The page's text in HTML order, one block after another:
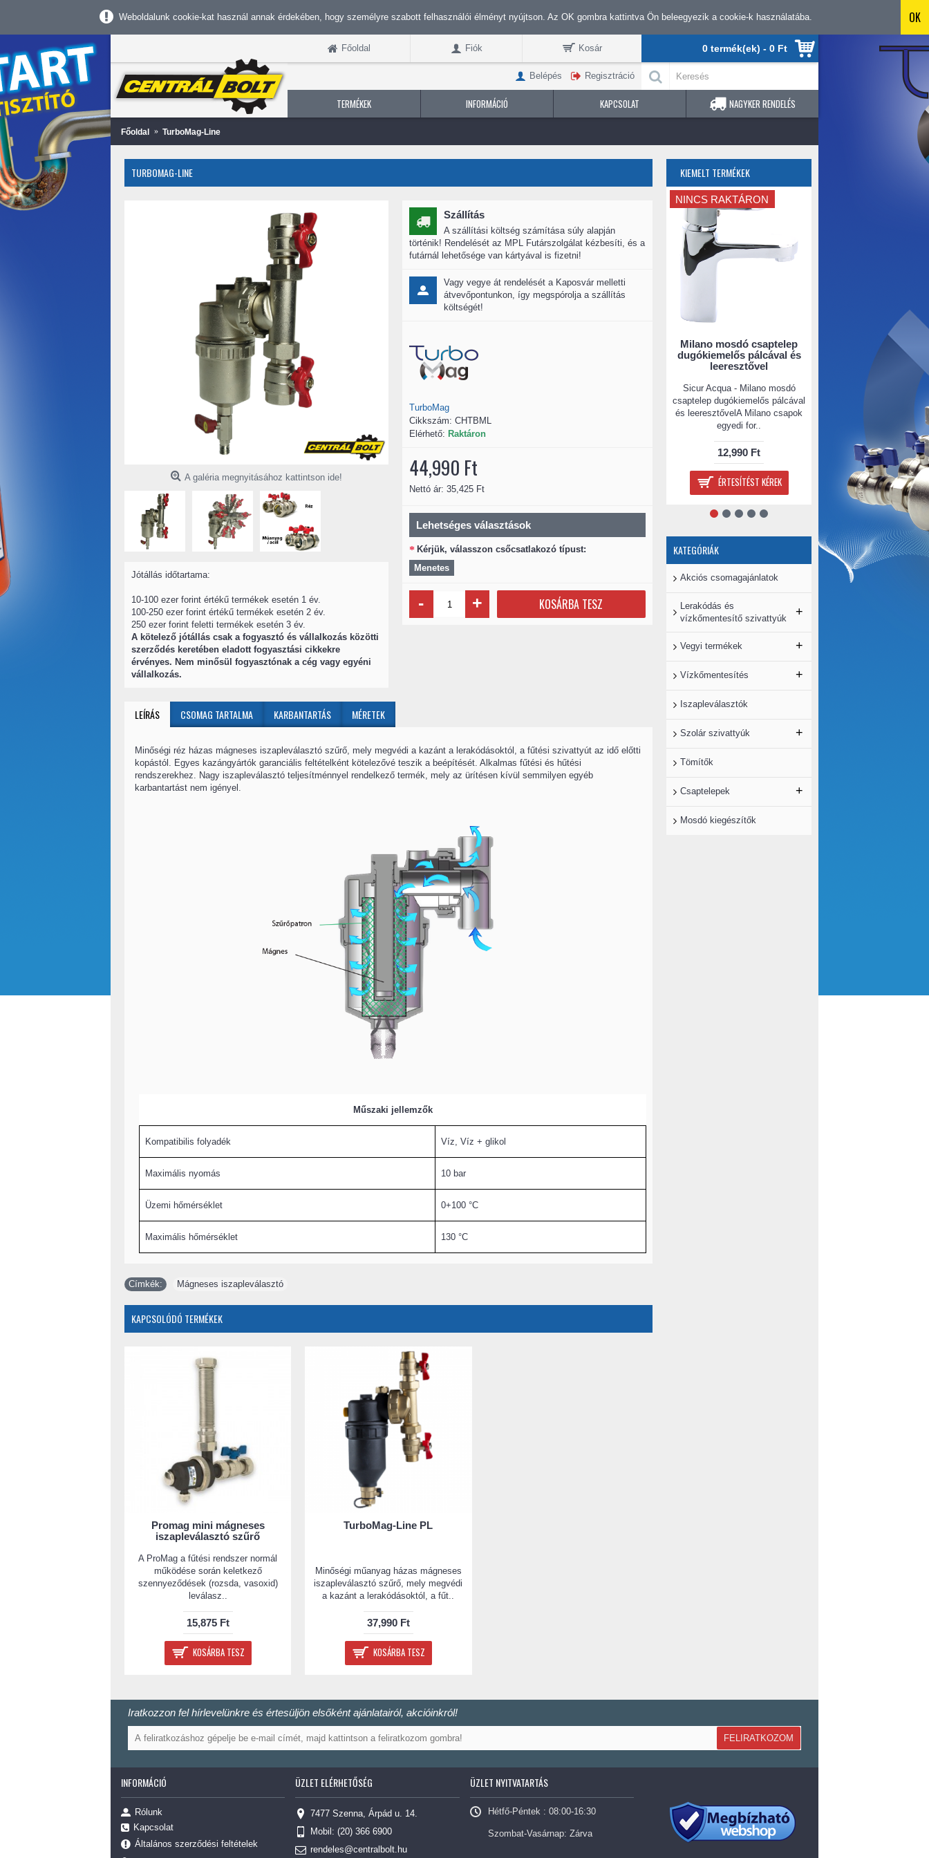
Weboldalunk cookie-kat használ annak érdekében, hogy személyre szabott felhasználói élményt nyújtson. Az OK gombra kattintva Ön beleegyezik a cookie-k használatába. OK
Főoldal Fiók Kosár 0 termék(ek) - 0 Ft
Belépés Regisztráció
TERMÉKEK INFORMÁCIÓ KAPCSOLAT NAGYKER RENDELÉS
Főoldal TurboMag-Line
KIEMELT TERMÉKEK
NINCS RAKTÁRON
Milano mosdó csaptelep
dugókiemelős pálcával és
leeresztővel
Sicur Acqua - Milano mosdó
csaptelep dugókiemelős pálcával
és leeresztővelA Milano csapok
egyedi for..
12,990 Ft
ÉRTESÍTÉST KÉREK
MAX POLI-K
Polifoszfát kristály
korrózió elleni
védelemre.Használatát
technikai célra
9,990 Ft
KOSÁRBA TESZ
KATEGÓRIÁK
Akciós csomagajánlatok
Lerakódás és
vízkőmentesítő szivattyúk
+
Vegyi termékek +
Vízkőmentesítés +
Iszapleválasztók
Szolár szivattyúk +
Tömítők
Csaptelepek +
Mosdó kiegészítők
TURBOMAG-LINE
A galéria megnyitásához kattintson ide!
Jótállás időtartama:
10-100 ezer forint értékű termékek esetén 1 év.
100-250 ezer forint értékű termékek esetén 2 év.
250 ezer forint feletti termékek esetén 3 év.
A kötelező jótállás csak a fogyasztó és vállalkozás közötti
szerződés keretében eladott fogyasztási cikkekre
érvényes. Nem minősül fogyasztónak a cég vagy egyéni
vállalkozás.
Szállítás
A szállítási költség számítása súly alapján
történik! Rendelését az MPL Futárszolgálat kézbesíti, és a
futárnál lehetősége van kártyával is fizetni!
Vagy vegye át rendelését a Kaposvár melletti
átvevőpontunkon, így megspórolja a szállítás
költségét!
TurboMag
Cikkszám: CHTBML
Elérhető: Raktáron
44,990 Ft
Nettó ár: 35,425 Ft
Lehetséges választások
Kérjük, válasszon csőcsatlakozó típust:
Menetes
- + KOSÁRBA TESZ
LEÍRÁS CSOMAG TARTALMA KARBANTARTÁS MÉRETEK
Minőségi réz házas mágneses iszapleválasztó szűrő, mely megvédi a kazánt a lerakódásoktól, a fűtési szivattyút az idő előtti
kopástól. Egyes kazángyártók garanciális feltételként kötelezővé teszik a beépítését. Alkalmas fűtési és hűtési
rendszerekhez. Nagy iszapleválasztó teljesítménnyel rendelkező termék, mely az ürítésen kívül semmilyen egyéb
karbantartást nem igényel.
Műszaki jellemzők
Kompatibilis folyadék Víz, Víz + glikol
Maximális nyomás 10 bar
Üzemi hőmérséklet 0+100 °C
Maximális hőmérséklet 130 °C
Címkék: Mágneses iszapleválasztó
KAPCSOLÓDÓ TERMÉKEK
Promag mini mágneses
iszapleválasztó szűrő
A ProMag a fűtési rendszer normál
működése során keletkező
szennyeződések (rozsda, vasoxid)
leválasz..
15,875 Ft
KOSÁRBA TESZ
TurboMag-Line PL
Minőségi műanyag házas mágneses
iszapleválasztó szűrő, mely megvédi
a kazánt a lerakódásoktól, a fűt..
37,990 Ft
KOSÁRBA TESZ
Iratkozzon fel hírlevelünkre és értesüljön elsőként ajánlatairól, akcióinkról!
FELIRATKOZOM
INFORMÁCIÓ
Rólunk
Kapcsolat
Általános szerződési feltételek
ÜZLET ELÉRHETŐSÉG
7477 Szenna, Árpád u. 14.
Mobil: (20) 366 6900
rendeles@centralbolt.hu
ÜZLET NYITVATARTÁS
Hétfő-Péntek : 08:00-16:30
Szombat-Vasárnap: Zárva